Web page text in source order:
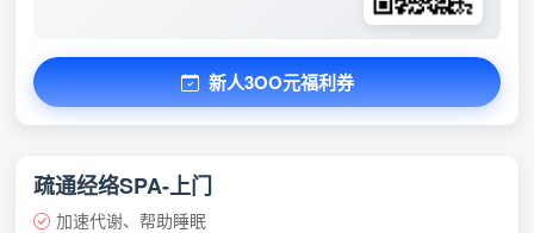
新人3OO元福利券
疏通经络SPA-上门
加速代谢、帮助睡眠